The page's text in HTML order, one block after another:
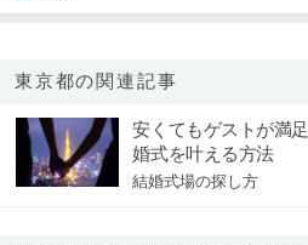
東京都の関連記事
安くてもゲストが満
婚式を叶える方法
結婚式場の探し方